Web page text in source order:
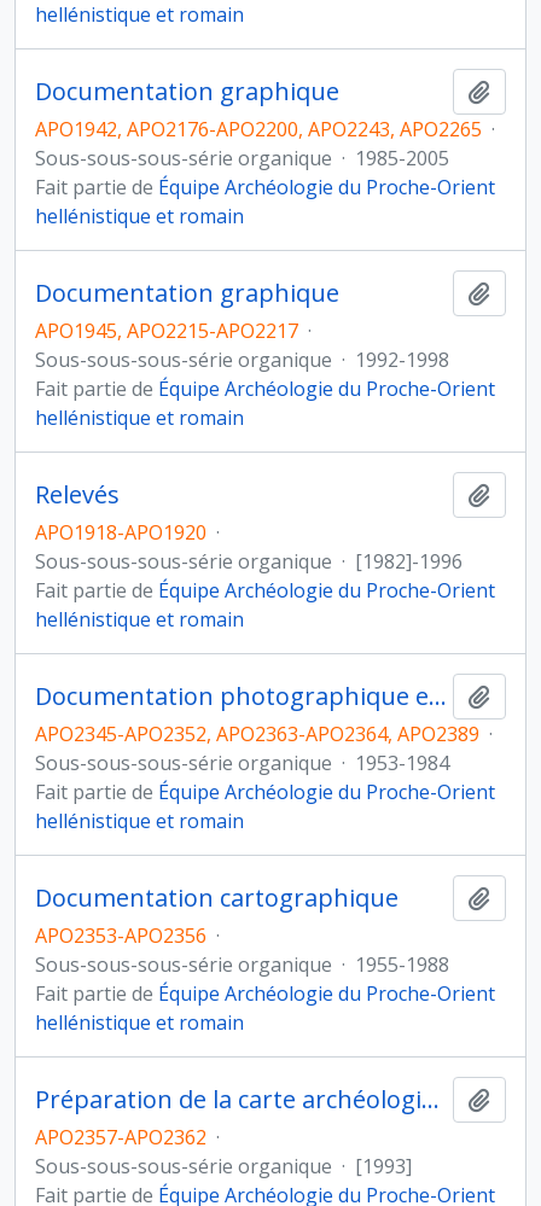
hellénistique et romain
Documentation graphique
APO1942, APO2176-APO2200, APO2243, APO2265 ·
Sous-sous-sous-série organique · 1985-2005
Fait partie de Équipe Archéologie du Proche-Orient
hellénistique et romain
Documentation graphique
APO1945, APO2215-APO2217 ·
Sous-sous-sous-série organique · 1992-1998
Fait partie de Équipe Archéologie du Proche-Orient
hellénistique et romain
Relevés
APO1918-APO1920 ·
Sous-sous-sous-série organique · [1982]-1996
Fait partie de Équipe Archéologie du Proche-Orient
hellénistique et romain
Documentation photographique et graphique
APO2345-APO2352, APO2363-APO2364, APO2389 ·
Sous-sous-sous-série organique · 1953-1984
Fait partie de Équipe Archéologie du Proche-Orient
hellénistique et romain
Documentation cartographique
APO2353-APO2356 ·
Sous-sous-sous-série organique · 1955-1988
Fait partie de Équipe Archéologie du Proche-Orient
hellénistique et romain
Préparation de la carte archéologique
APO2357-APO2362 ·
Sous-sous-sous-série organique · [1993]
Fait partie de Équipe Archéologie du Proche-Orient